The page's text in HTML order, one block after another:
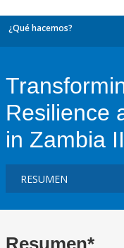
¿Qué hacemos?
Resilience
in Zambia II
Resumen*